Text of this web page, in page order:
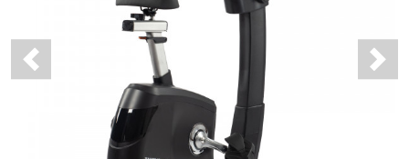
Previous Next